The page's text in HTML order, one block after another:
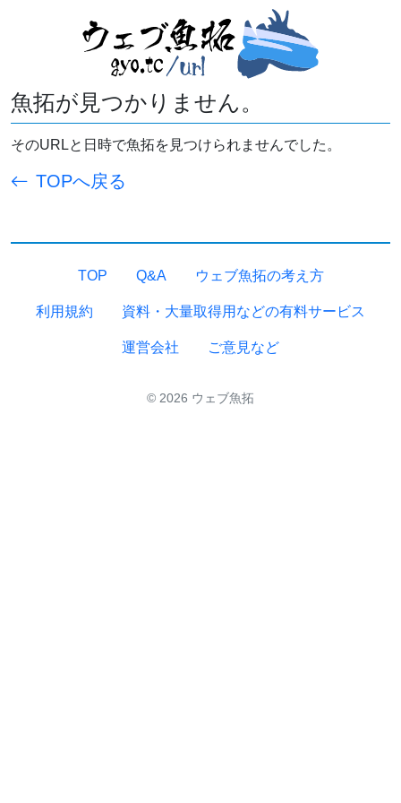
魚拓が見つかりません。
そのURLと日時で魚拓を見つけられませんでした。
TOPへ戻る
TOP Q&A ウェブ魚拓の考え方
利用規約 資料・大量取得用などの有料サービス
運営会社 ご意見など
© 2026 ウェブ魚拓